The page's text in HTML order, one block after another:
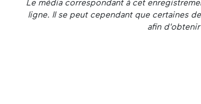
Le média correspondant à cet
ligne. Il se peut cependant que certaines
afin